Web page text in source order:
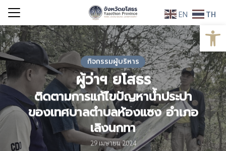
Skip
content
Search
for:
กิจกรรมผู้บริหาร
ผู้ว่าฯ ยโสธร
ติดตามการแก้ไขปัญหาน้ำประปา
ของเทศบาลตำบลห้องแซง อำเภอ
เลิงนกทา
29 เมษายน 2024
EN TH